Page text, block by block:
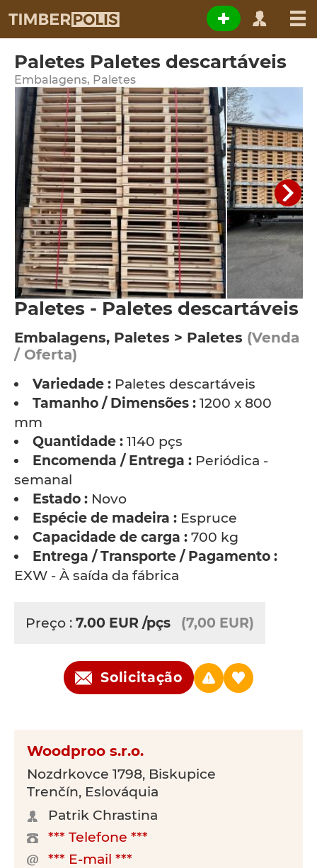
Paletes Paletes descartáveis
Embalagens, Paletes
Paletes - Paletes descartáveis
Embalagens, Paletes > Paletes (Venda
/ Oferta)
Variedade : Paletes descartáveis
Tamanho / Dimensões : 1200 x 800
mm
Quantidade : 1140 pçs
Encomenda / Entrega : Periódica -
semanal
Estado : Novo
Espécie de madeira : Espruce
Capacidade de carga : 700 kg
Entrega / Transporte / Pagamento :
EXW - À saída da fábrica
Preço : 7.00 EUR /pçs (7,00 EUR)
Solicitação
Woodproo s.r.o.
Nozdrkovce 1798, Biskupice
Trenčín, Eslováquia
Patrik Chrastina
*** Telefone ***
*** E-mail ***